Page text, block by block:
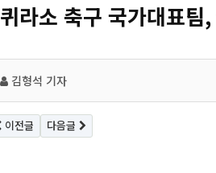
퀴라소 축구 국가대표
김형석 기자
이전글 다음글